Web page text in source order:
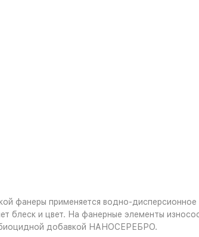
фанеры применяется водно-
блеск и цвет. На фанерные элементы
биоцидной добавкой НАНОСЕРЕБРО.